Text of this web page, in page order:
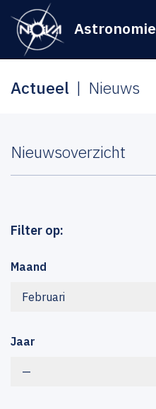
Astronomie
Actueel Nieuws
Nieuwsoverzicht
Filter op:
Maand
Februari
Jaar
—